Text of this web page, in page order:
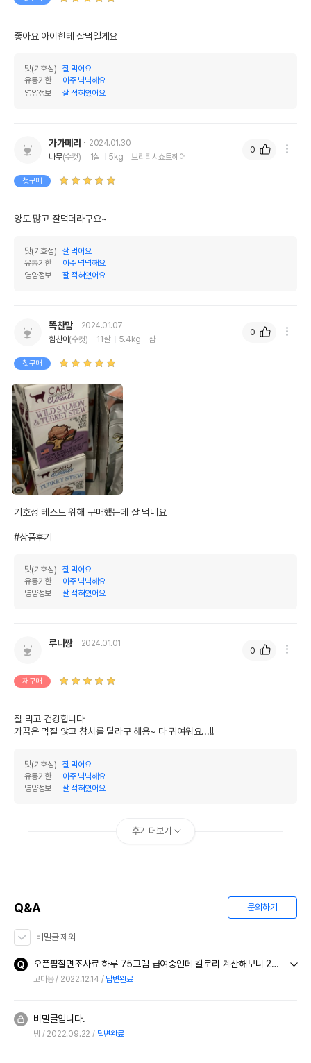
좋아요 아이한테 잘먹일게요
맛(기호성)
잘 먹어요
유통기한
아주 넉넉해요
영양정보
잘 적혀있어요
가가메리
2024.01.30
나무(수컷) 1살 5kg 브리티시쇼트헤어
첫구매
양도 많고 잘먹더라구요~
맛(기호성)
잘 먹어요
유통기한
아주 넉넉해요
영양정보
잘 적혀있어요
0
똑찬맘
2024.01.07
힘찬이(수컷) 11살 5.4kg 샴
첫구매
기호성 테스트 위해 구매했는데 잘 먹네요
#상품후기
맛(기호성)
잘 먹어요
유통기한
아주 넉넉해요
영양정보
잘 적혀있어요
0
루니짱 2024.01.01
재구매
잘 먹고 건강합니다
가끔은 먹질 않고 참치를 달라구 해용~ 다 귀여워요...!!
맛(기호성)
잘 먹어요
유통기한
아주 넉넉해요
영양정보
잘 적혀있어요
0
후기 더보기
Q&A 문의하기
비밀글 제외
오픈팜칠면조사료 하루 75그램 급여중인데 칼로리 계산해보니 288칼로리네요 이제품 288칼로리 맞추려니 하루 두팩이상 먹여야하는데 제 계산이 맞나요 4키로한팩이라고밖에 안적혀있어서
고마옹 2022.12.14 답변완료
비밀글입니다.
넹 2022.09.22 답변완료